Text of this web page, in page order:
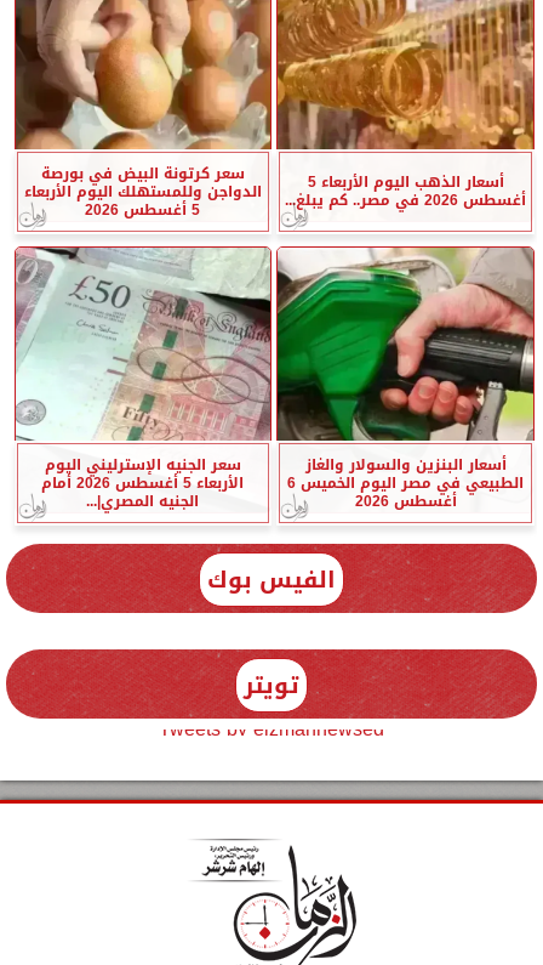
أسعار الذهب اليوم الأربعاء 5
أغسطس 2026 في مصر.. كم يبلغ...
سعر كرتونة البيض في بورصة
الدواجن وللمستهلك اليوم الأربعاء
5 أغسطس 2026
أسعار البنزين والسولار والغاز
الطبيعي في مصر اليوم الخميس 6
أغسطس 2026
سعر الجنيه الإسترليني اليوم
الأربعاء 5 أغسطس 2026 أمام
الجنيه المصري|...
الفيس بوك
تويتر
Tweets by elzmannewseg